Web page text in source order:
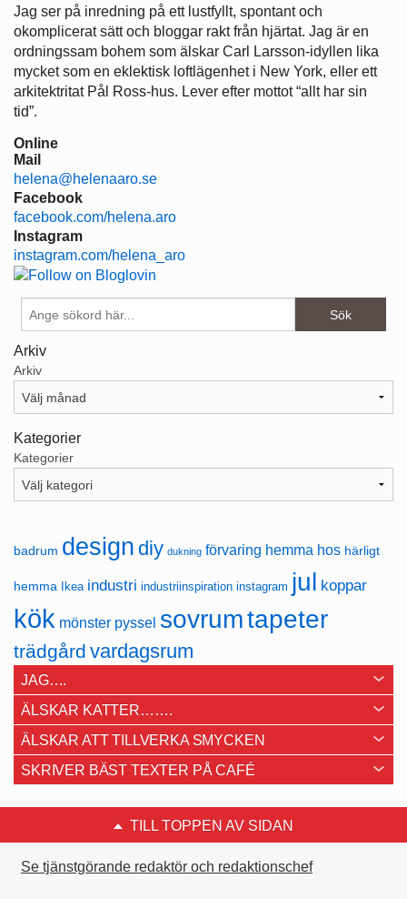
Jag ser på ­inredning på ett lustfyllt, spontant och
okomplicerat sätt och bloggar rakt från hjärtat. Jag är en
ordningssam bohem som älskar Carl Larsson-idyllen lika
mycket som en eklektisk loftlägenhet i New York, eller ett
arkitektritat Pål Ross-hus. Lever efter mottot “allt har sin
tid”.
Online
Mail
helena@helenaaro.se
Facebook
facebook.com/helena.aro
Instagram
instagram.com/helena_aro
Arkiv
Arkiv
Kategorier
Kategorier
badrum design diy dukning förvaring hemma hos härligt
hemma Ikea industri industriinspiration instagram jul koppar
kök mönster pyssel sovrumtapeter
trädgård vardagsrum
JAG….
ÄLSKAR KATTER…….
ÄLSKAR ATT TILLVERKA SMYCKEN
SKRIVER BÄST TEXTER PÅ CAFÉ
TILL TOPPEN AV SIDAN
Se tjänstgörande redaktör och redaktionschef